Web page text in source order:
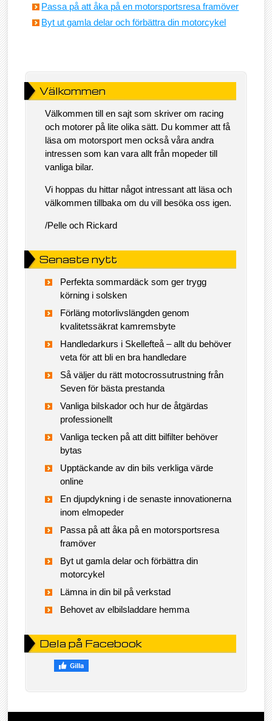
Passa på att åka på en motorsportsresa framöver
Byt ut gamla delar och förbättra din motorcykel
Välkommen
Välkommen till en sajt som skriver om racing
och motorer på lite olika sätt. Du kommer att få
läsa om motorsport men också våra andra
intressen som kan vara allt från mopeder till
vanliga bilar.
Vi hoppas du hittar något intressant att läsa och
välkommen tillbaka om du vill besöka oss igen.
/Pelle och Rickard
Senaste nytt
Perfekta sommardäck som ger trygg
körning i solsken
Förläng motorlivslängden genom
kvalitetssäkrat kamremsbyte
Handledarkurs i Skellefteå – allt du behöver
veta för att bli en bra handledare
Så väljer du rätt motocrossutrustning från
Seven för bästa prestanda
Vanliga bilskador och hur de åtgärdas
professionellt
Vanliga tecken på att ditt bilfilter behöver
bytas
Upptäckande av din bils verkliga värde
online
En djupdykning i de senaste innovationerna
inom elmopeder
Passa på att åka på en motorsportsresa
framöver
Byt ut gamla delar och förbättra din
motorcykel
Lämna in din bil på verkstad
Behovet av elbilsladdare hemma
Dela på Facebook